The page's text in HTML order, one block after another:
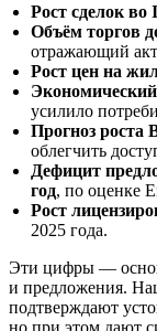
Рост сделок во
Объём торгов
отражающий
Рост цен на
усилило
Прогноз роста
облегчить
Дефицит
год, по оценке
Рост
2025 года.
Эти цифры —
и предложения.
подтверждают
но при этом дают